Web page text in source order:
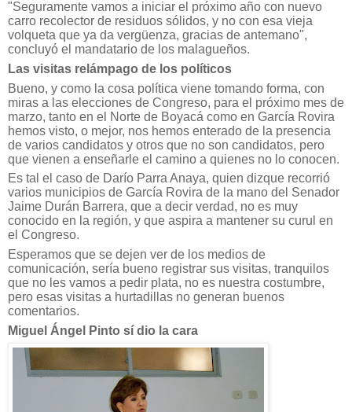
"Seguramente vamos a iniciar el próximo año con nuevo
carro recolector de residuos sólidos, y no con esa vieja
volqueta que ya da vergüenza, gracias de antemano",
concluyó el mandatario de los malagueños.
Las visitas relámpago de los políticos
Bueno, y como la cosa política viene tomando forma, con
miras a las elecciones de Congreso, para el próximo mes de
marzo, tanto en el Norte de Boyacá como en García Rovira
hemos visto, o mejor, nos hemos enterado de la presencia
de varios candidatos y otros que no son candidatos, pero
que vienen a enseñarle el camino a quienes no lo conocen.
Es tal el caso de Darío Parra Anaya, quien dizque recorrió
varios municipios de García Rovira de la mano del Senador
Jaime Durán Barrera, que a decir verdad, no es muy
conocido en la región, y que aspira a mantener su curul en
el Congreso.
Esperamos que se dejen ver de los medios de
comunicación, sería bueno registrar sus visitas, tranquilos
que no les vamos a pedir plata, no es nuestra costumbre,
pero esas visitas a hurtadillas no generan buenos
comentarios.
Miguel Ángel Pinto sí dio la cara